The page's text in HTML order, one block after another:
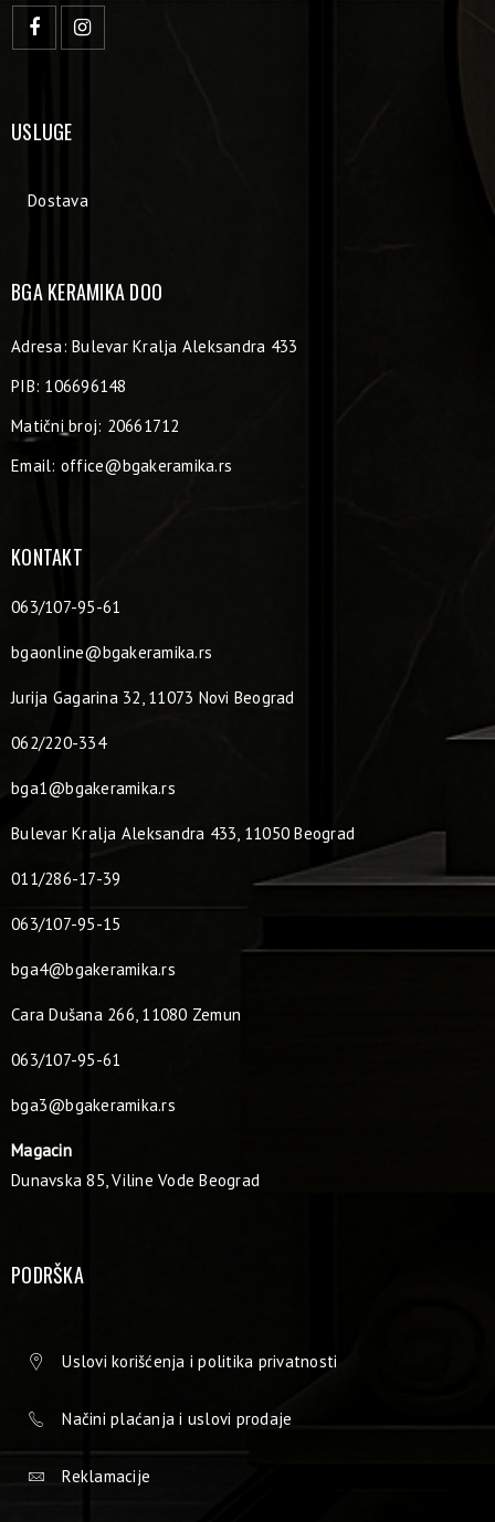
USLUGE
Dostava
BGA KERAMIKA DOO
Adresa: Bulevar Kralja Aleksandra 433
PIB: 106696148
Matični broj: 20661712
Email: office@bgakeramika.rs
KONTAKT
063/107-95-61
bgaonline@bgakeramika.rs
Jurija Gagarina 32, 11073 Novi Beograd
062/220-334
bga1@bgakeramika.rs
Bulevar Kralja Aleksandra 433, 11050 Beograd
011/286-17-39
063/107-95-15
bga4@bgakeramika.rs
Cara Dušana 266, 11080 Zemun
063/107-95-61
bga3@bgakeramika.rs
Magacin
Dunavska 85, Viline Vode Beograd
PODRŠKA
Uslovi korišćenja i politika privatnosti
Načini plaćanja i uslovi prodaje
Reklamacije